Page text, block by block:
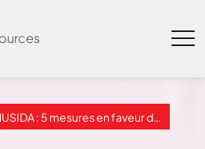
: 5 mesures en faveur des femmes dans le cadre de la lutte contre le VIH